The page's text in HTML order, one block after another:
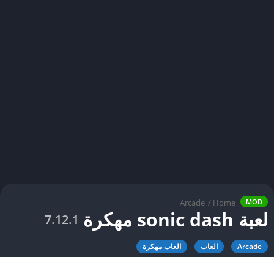
MOD
Home
/
Arcade
لعبة sonic dash مهكرة 7.12.1
Arcade العاب العاب مهكرة